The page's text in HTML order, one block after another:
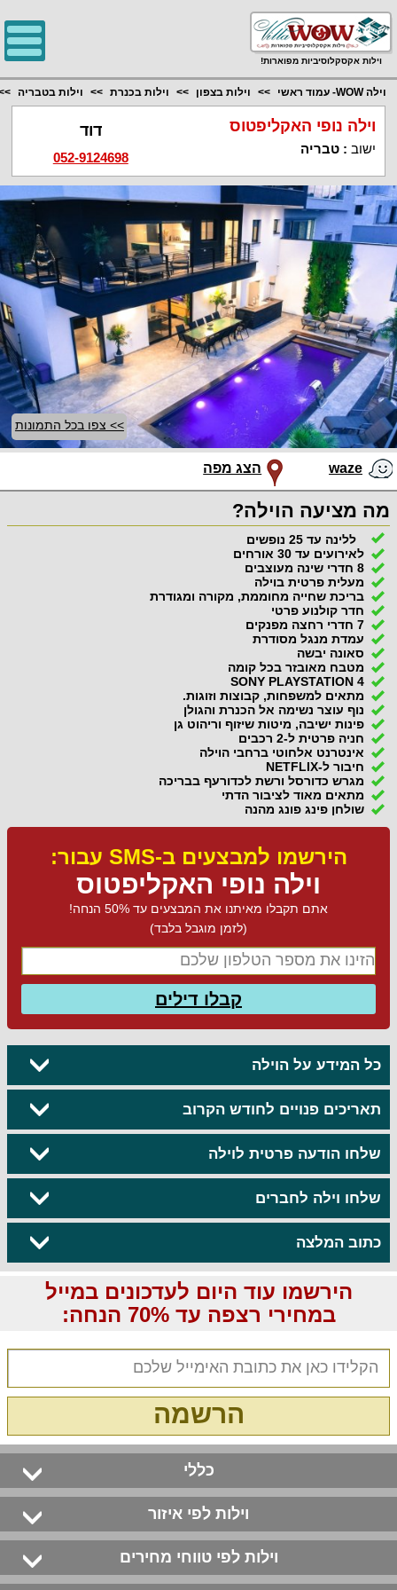
וילות אקסקלוסיביות מפוארות!
וילה WOW- עמוד ראשי וילות בצפון וילות בכנרת וילות בטבריה
וילה נופי האקליפטוס
ישוב :טבריה
דוד
052-9124698
>> צפו בכל התמונות
waze הצג מפה
מה מציעה הוילה?
ללינה עד 25 נופשים
לאירועים עד 30 אורחים
8 חדרי שינה מעוצבים
מעלית פרטית בוילה
בריכת שחייה מחוממת, מקורה ומגודרת
חדר קולנוע פרטי
7 חדרי רחצה מפנקים
עמדת מנגל מסודרת
סאונה יבשה
מטבח מאובזר בכל קומה
SONY PLAYSTATION 4
מתאים למשפחות, קבוצות וזוגות.
נוף עוצר נשימה אל הכנרת והגולן
פינות ישיבה, מיטות שיזוף וריהוט גן
חניה פרטית ל-2 רכבים
אינטרנט אלחוטי ברחבי הוילה
חיבור ל-NETFLIX
מגרש כדורסל ורשת לכדורעף בבריכה
מתאים מאוד לציבור הדתי
שולחן פינג פונג מהנה
הירשמו למבצעים ב-SMS עבור:
וילה נופי האקליפטוס
אתם תקבלו מאיתנו את המבצעים עד 50% הנחה!
(לזמן מוגבל בלבד)
קבלו דילים
כל המידע על הוילה
תאריכים פנויים לחודש הקרוב
שלחו הודעה פרטית לוילה
שלחו וילה לחברים
כתוב המלצה
הירשמו עוד היום לעדכונים במייל
במחירי רצפה עד 70% הנחה:
הרשמה
כללי
וילות לפי איזור
וילות לפי טווחי מחירים